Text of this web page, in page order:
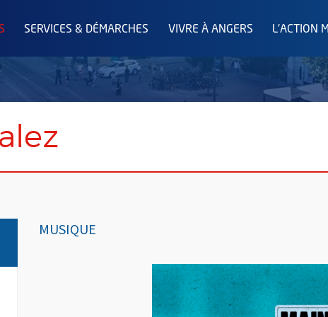
SERVICES & DÉMARCHES VIVRE À ANGERS L'ACTION
MUSIQUE